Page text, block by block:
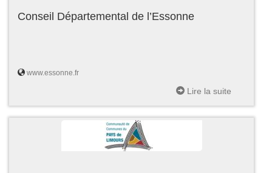
Conseil Départemental de l’Essonne
www.essonne.fr
Lire la suite